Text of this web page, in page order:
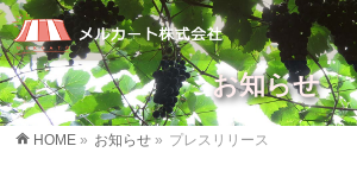
お知らせ
HOME » お知らせ » プレスリリース